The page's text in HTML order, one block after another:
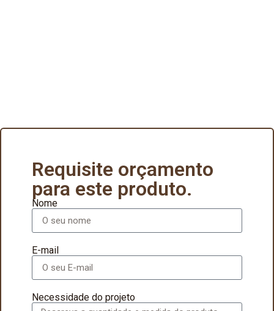
Requisite orçamento
para este produto.
Nome
E-mail
Necessidade do projeto